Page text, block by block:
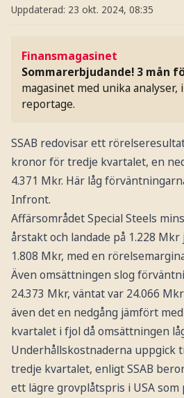
Uppdaterad: 23 okt. 2024, 08:35
Finansmagasinet
Sommarerbjudande! 3 mån
magasinet med unika
reportage.
SSAB redovisar ett
kronor för tredje kvartalet, en
4.371 Mkr. Här låg
Infront.
Affärsområdet Special Steels
årstakt och landade på 1.228
1.808 Mkr, med en
Även omsättningen slog
24.373 Mkr, väntat var 24.066
även det en nedgång jämfört
kvartalet i fjol då omsättningen
Underhållskostnaderna uppgick
tredje kvartalet, enligt SSAB
ett lägre grovplåtspris i USA som